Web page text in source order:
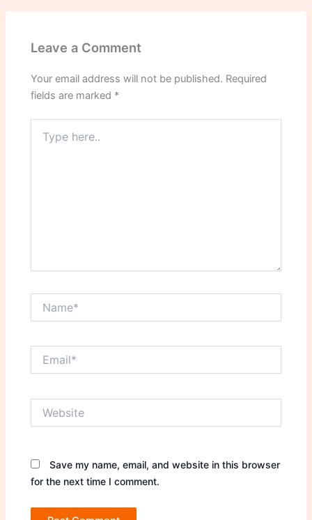
Leave a Comment
Your email address will not be published. Required
fields are marked *
here..
Save my name, email, and website in this browser
for the next time I comment.